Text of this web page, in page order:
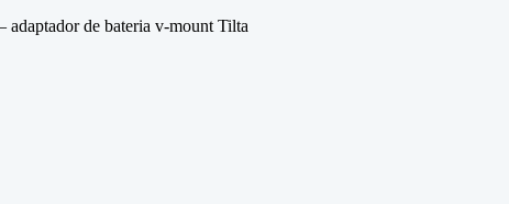
adaptador de bateria v-mount Tilta